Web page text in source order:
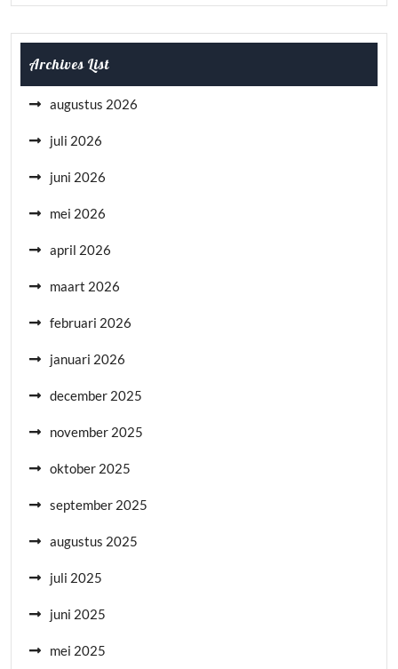
Archives List
augustus 2026
juli 2026
juni 2026
mei 2026
april 2026
maart 2026
februari 2026
januari 2026
december 2025
november 2025
oktober 2025
september 2025
augustus 2025
juli 2025
juni 2025
mei 2025